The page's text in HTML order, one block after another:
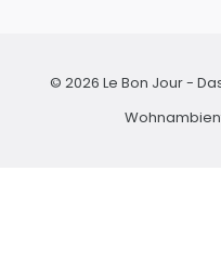
© 2026 Le Bon Jour -